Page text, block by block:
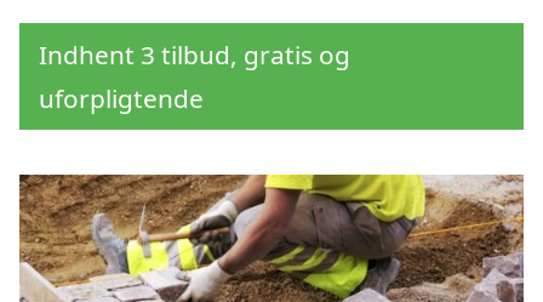
Indhent 3 tilbud, gratis og
uforpligtende